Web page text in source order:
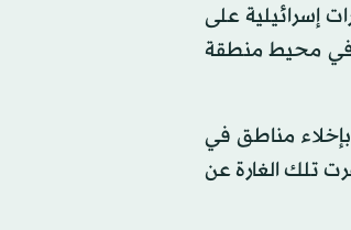
بإخلاء مناطق محددة. وأفادت الوكالة الوطنية للإعلام الرسمية عن وقوع 14 غارات إسرائيلية على
في محيط منطقة
مناطق في
تلك الغارة عن